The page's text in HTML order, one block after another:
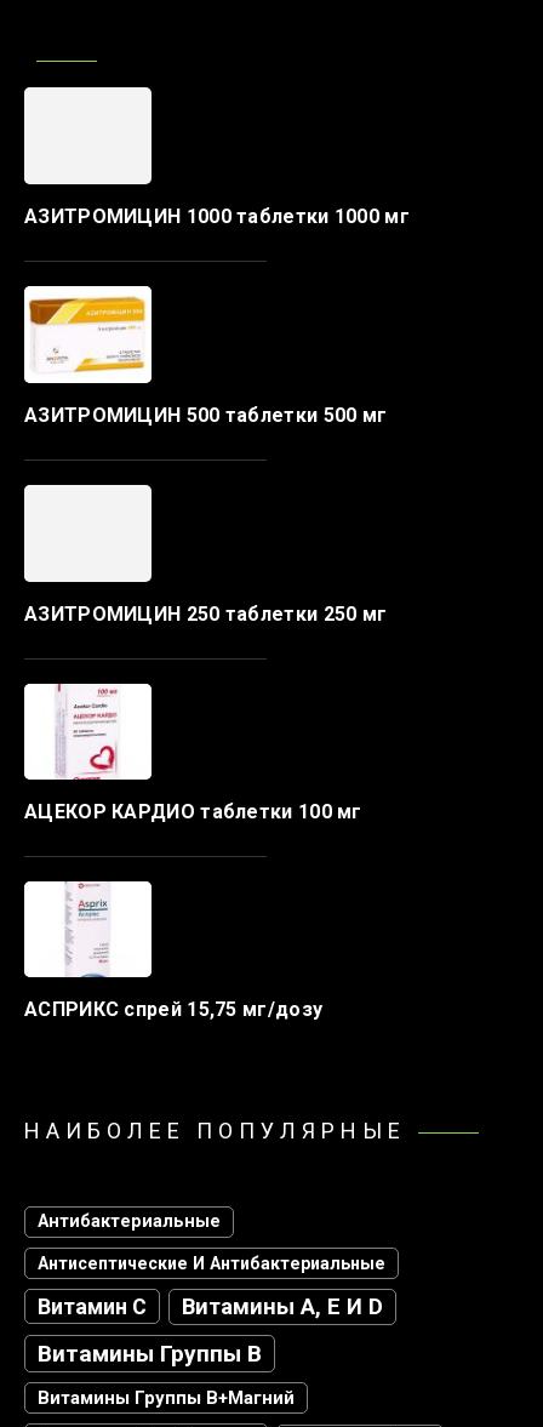
АЗИТРОМИЦИН 1000 таблетки 1000 мг
АЗИТРОМИЦИН 500 таблетки 500 мг
АЗИТРОМИЦИН 250 таблетки 250 мг
АЦЕКОР КАРДИО таблетки 100 мг
АСПРИКС спрей 15,75 мг/дозу
НАИБОЛЕЕ ПОПУЛЯРНЫЕ
Антибактериальные
Антисептические И Антибактериальные
Витамин С Витамины А, Е И D
Витамины Группы В
Витамины Группы В+магний